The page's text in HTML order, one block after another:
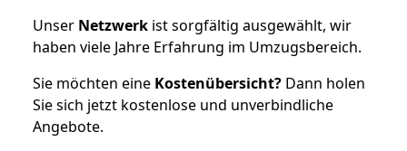
Unser Netzwerk ist sorgfältig ausgewählt, wir
haben viele Jahre Erfahrung im Umzugsbereich.
Sie möchten eine Kostenübersicht? Dann holen
Sie sich jetzt kostenlose und unverbindliche
Angebote.